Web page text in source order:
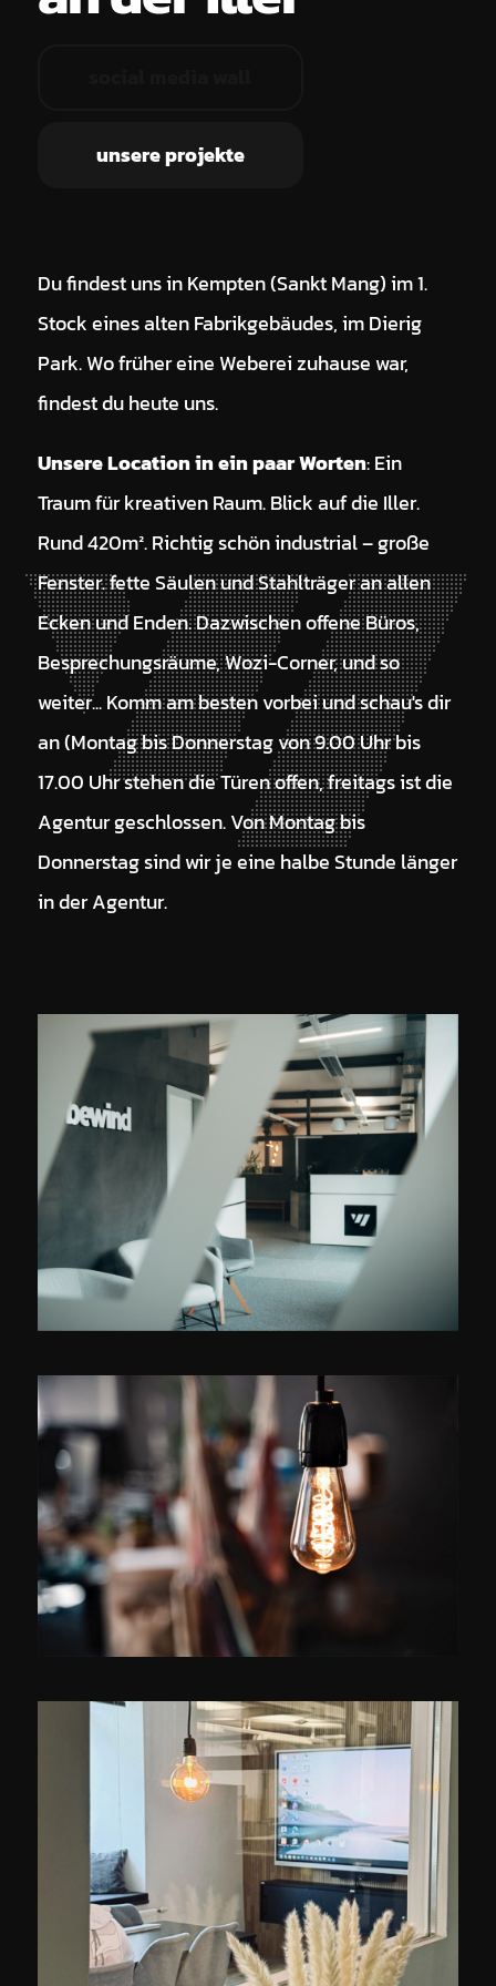
unsere projekte
Du findest uns in Kempten (Sankt Mang) im 1.
Stock eines alten Fabrikgebäudes, im Dierig
Park. Wo früher eine Weberei zuhause war,
findest du heute uns.
Unsere Location in ein paar Worten: Ein
Traum für kreativen Raum. Blick auf die Iller.
Rund 420m². Richtig schön industrial – große
Fenster. fette Säulen und Stahlträger an allen
Ecken und Enden. Dazwischen offene Büros,
Besprechungsräume, Wozi-Corner, und so
weiter... Komm am besten vorbei und schau's dir
an (Montag bis Donnerstag von 9.00 Uhr bis
17.00 Uhr stehen die Türen offen, freitags ist die
Agentur geschlossen. Von Montag bis
Donnerstag sind wir je eine halbe Stunde länger
in der Agentur.